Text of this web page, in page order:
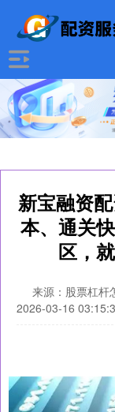
新宝融资
本、通关
区，
来源：股票杠杆
2026-03-16